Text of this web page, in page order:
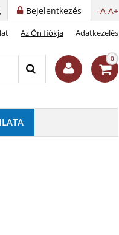
-A A+
Bejelentkezés
Az Ön fiókja Adatkezelés
0